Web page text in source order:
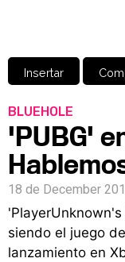
Insertar
BLUEHOLE
'PUBG'
18 de December
siendo el juego
lanzamiento en